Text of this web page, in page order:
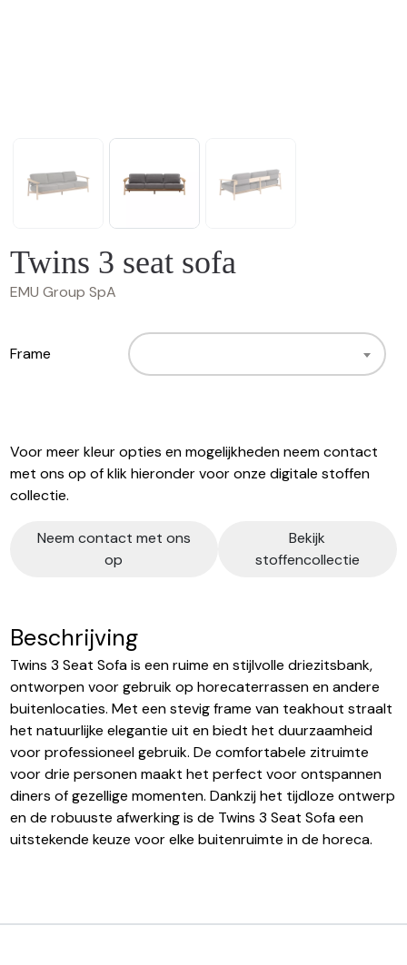
Twins 3 seat sofa
EMU Group SpA
Frame
Voor meer kleur opties en mogelijkheden neem contact
met ons op of klik hieronder voor onze digitale stoffen
collectie.
Neem contact met ons
op
Bekijk
stoffencollectie
Beschrijving
Twins 3 Seat Sofa is een ruime en stijlvolle driezitsbank,
ontworpen voor gebruik op horecaterrassen en andere
buitenlocaties. Met een stevig frame van teakhout straalt
het natuurlijke elegantie uit en biedt het duurzaamheid
voor professioneel gebruik. De comfortabele zitruimte
voor drie personen maakt het perfect voor ontspannen
diners of gezellige momenten. Dankzij het tijdloze ontwerp
en de robuuste afwerking is de Twins 3 Seat Sofa een
uitstekende keuze voor elke buitenruimte in de horeca.